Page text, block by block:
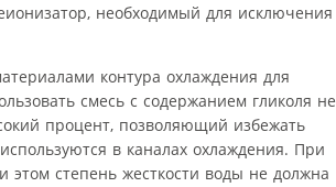
необходимый для исключения
контура охлаждения для
смесь с содержанием гликоля не
процент, позволяющий избежать
в каналах охлаждения. При
этом степень жесткости воды не должна